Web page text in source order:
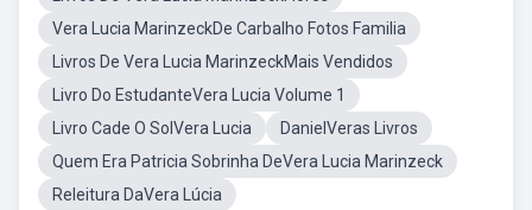
Vera Lucia MarinzeckDe Carbalho Fotos Familia
Livros De Vera Lucia MarinzeckMais Vendidos
Livro Do EstudanteVera Lucia Volume 1
Livro Cade O SolVera Lucia
DanielVeras Livros
Quem Era Patricia Sobrinha DeVera Lucia Marinzeck
Releitura DaVera Lúcia